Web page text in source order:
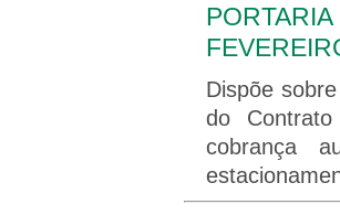
Dispõe
do
cobrança